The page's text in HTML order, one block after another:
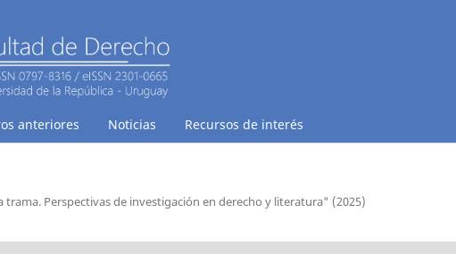
anteriores Noticias Recursos de interés
trama. Perspectivas de investigación en derecho y literatura" (2025)